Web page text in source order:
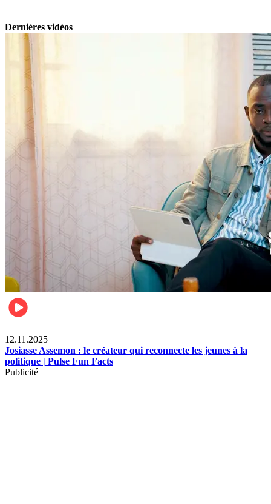
Dernières vidéos
12.11.2025
Josiasse Assemon : le créateur qui reconnecte les jeunes à la
politique | Pulse Fun Facts
Publicité